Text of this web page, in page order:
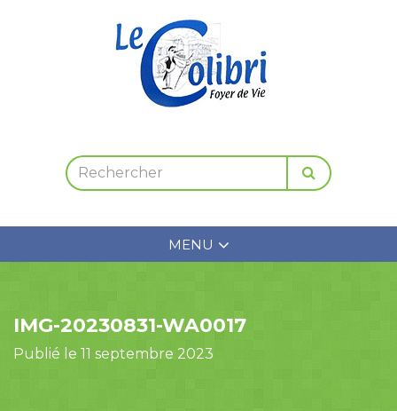
MENU
IMG-20230831-WA0017
Publié le 11 septembre 2023